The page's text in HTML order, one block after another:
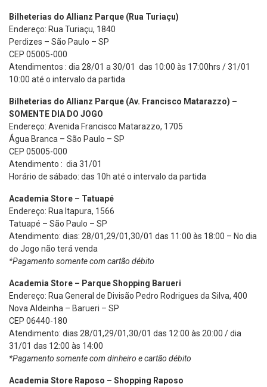
Bilheterias do Allianz Parque (Rua Turiaçu)
Endereço: Rua Turiaçu, 1840
Perdizes – São Paulo – SP
CEP 05005-000
Atendimentos : dia 28/01 a 30/01 das 10:00 às 17:00hrs / 31/01
10:00 até o intervalo da partida
Bilheterias do Allianz Parque (Av. Francisco Matarazzo) –
SOMENTE DIA DO JOGO
Endereço: Avenida Francisco Matarazzo, 1705
Água Branca – São Paulo – SP
CEP 05005-000
Atendimento : dia 31/01
Horário de sábado: das 10h até o intervalo da partida
Academia Store – Tatuapé
Endereço: Rua Itapura, 1566
Tatuapé – São Paulo – SP
Atendimento: dias: 28/01,29/01,30/01 das 11:00 às 18:00 – No dia
do Jogo não terá venda
*Pagamento somente com cartão débito
Academia Store – Parque Shopping Barueri
Endereço: Rua General de Divisão Pedro Rodrigues da Silva, 400
Nova Aldeinha – Barueri – SP
CEP 06440-180
Atendimento: dias 28/01,29/01,30/01 das 12:00 às 20:00 / dia
31/01 das 12:00 às 14:00
*Pagamento somente com dinheiro e cartão débito
Academia Store Raposo – Shopping Raposo